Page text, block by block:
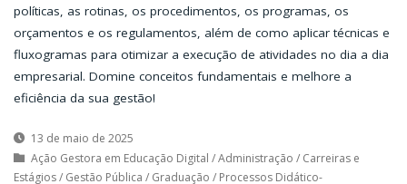
políticas, as rotinas, os procedimentos, os programas, os
orçamentos e os regulamentos, além de como aplicar técnicas e
fluxogramas para otimizar a execução de atividades no dia a dia
empresarial. Domine conceitos fundamentais e melhore a
eficiência da sua gestão!
13 de maio de 2025
Ação Gestora em Educação Digital /Administração / Carreiras e
Estágios/ Gestão Pública / Graduação / Processos Didático-